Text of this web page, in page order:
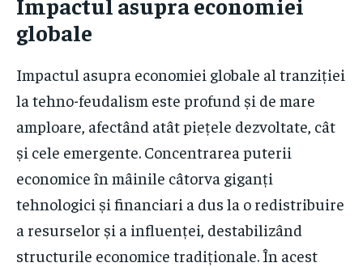
globale
Impactul asupra economiei globale al tranziției
la tehno-feudalism este profund și de mare
amploare, afectând atât piețele dezvoltate, cât
și cele emergente. Concentrarea puterii
economice în mâinile câtorva giganți
tehnologici și financiari a dus la o redistribuire
a resurselor și a influenței, destabilizând
structurile economice tradiționale. În acest